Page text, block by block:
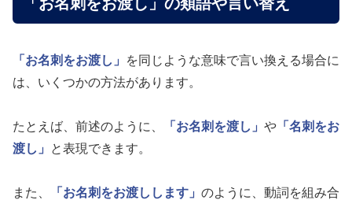
「お名刺をお渡し」の類語や言い替え
「お名刺をお渡し」
を同じような意味で言い換える場合に
は、いくつかの方法があります。
たとえば、前述のように、 「お名刺を渡し」 や 「名刺をお
渡し」
と表現できます。
また、 「お名刺をお渡しします」 のように、動詞を組み合